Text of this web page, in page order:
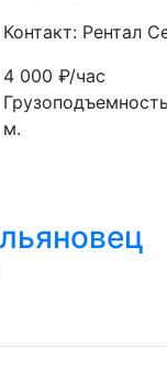
Контакт: Рентал
4 000₽/час
м.